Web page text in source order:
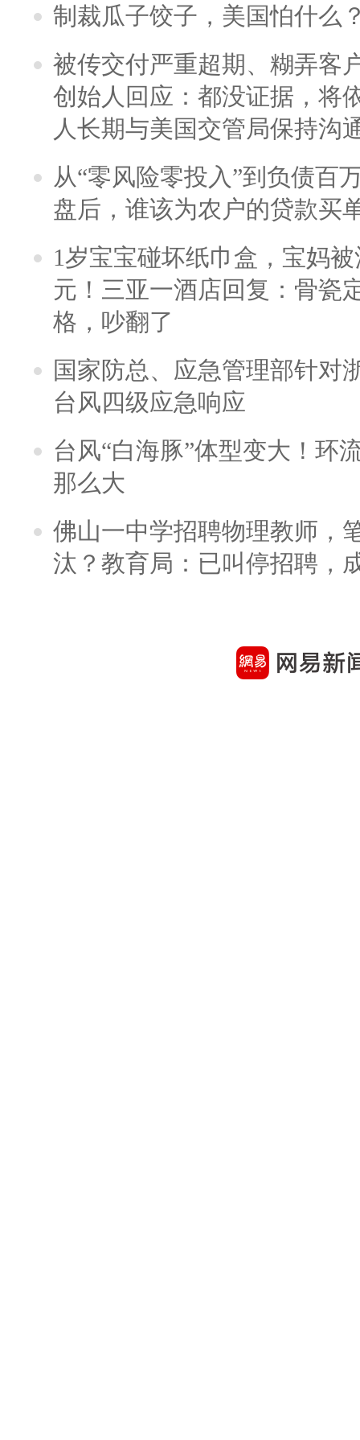
制裁瓜子饺子，美国怕什么
被传交付严重超期、糊弄客
创始人回应：都没证据，将
人长期与美国交管局保持沟
从“零风险零投入”到负债百
盘后，谁该为农户的贷款买
1岁宝宝碰坏纸巾盒，宝妈
元！三亚一酒店回复：骨瓷
格，吵翻了
国家防总、应急管理部针对
台风四级应急响应
台风“白海豚”体型变大！环
那么大
佛山一中学招聘物理教师，
汰？教育局：已叫停招聘，